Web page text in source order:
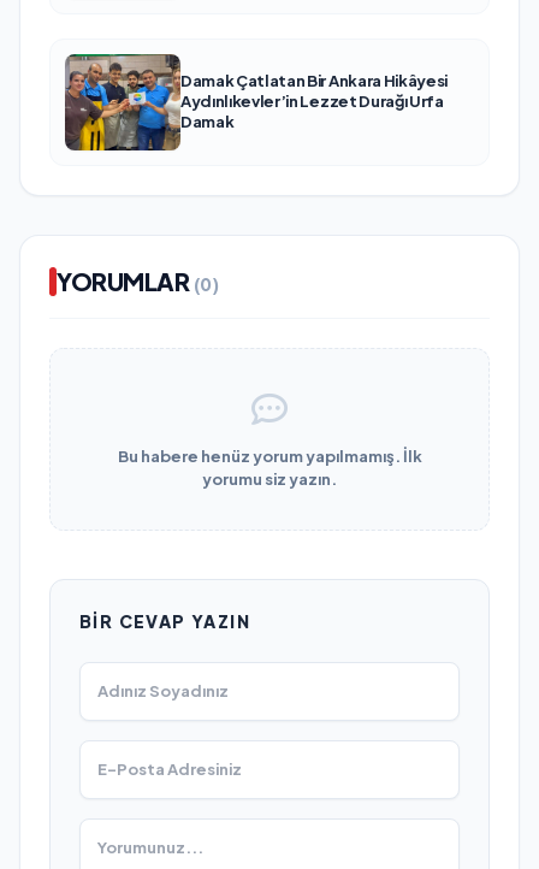
Damak Çatlatan Bir Ankara Hikâyesi
Aydınlıkevler’in Lezzet Durağı Urfa
Damak
YORUMLAR (0)
Bu habere henüz yorum yapılmamış. İlk
yorumu siz yazın.
BIR CEVAP YAZIN